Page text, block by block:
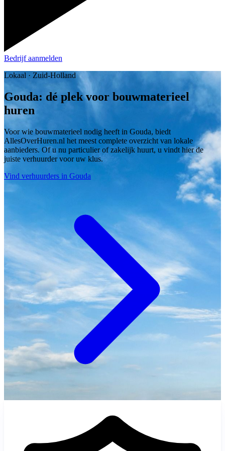
Bedrijf aanmelden
Lokaal · Zuid-Holland
Gouda: dé plek voor bouwmaterieel
huren
Voor wie bouwmaterieel nodig heeft in Gouda, biedt
AllesOverHuren.nl het meest complete overzicht van lokale
aanbieders. Of u nu particulier of zakelijk huurt, u vindt hier de
juiste verhuurder voor uw klus.
Vind verhuurders in Gouda